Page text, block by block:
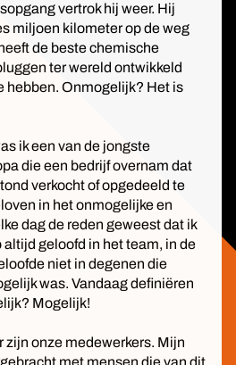
vertrok hij weer. Hij
miljoen kilometer op de weg
de beste chemische
ter wereld ontwikkeld
hebben. Onmogelijk? Het is
ik een van de jongste
die een bedrijf overnam dat
verkocht of opgedeeld te
in het onmogelijke en
dag de reden geweest dat ik
altijd geloofd in het team, in de
niet in degenen die
was. Vandaag definiëren
Mogelijk!
zijn onze medewerkers. Mijn
met mensen die van dit